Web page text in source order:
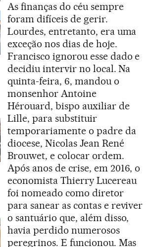
As finanças do céu sempre
foram difíceis de gerir.
Lourdes, entretanto, era uma
exceção nos dias de hoje.
Francisco ignorou esse dado e
decidiu intervir no local. Na
quinta-feira, 6, mandou o
monsenhor Antoine
Hérouard, bispo auxiliar de
Lille, para substituir
temporariamente o padre da
diocese, Nicolas Jean René
Brouwet, e colocar ordem.
Após anos de crise, em 2016, o
economista Thierry Lucereau
foi nomeado como diretor
para sanear as contas e reviver
o santuário que, além disso,
havia perdido numerosos
peregrinos. E funcionou. Mas